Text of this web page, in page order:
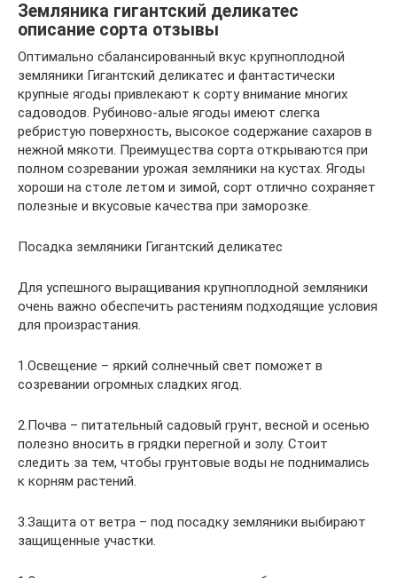
Земляника гигантский деликатес
описание сорта отзывы
Оптимально сбалансированный вкус крупноплодной
земляники Гигантский деликатес и фантастически
крупные ягоды привлекают к сорту внимание многих
садоводов. Рубиново-алые ягоды имеют слегка
ребристую поверхность, высокое содержание сахаров в
нежной мякоти. Преимущества сорта открываются при
полном созревании урожая земляники на кустах. Ягоды
хороши на столе летом и зимой, сорт отлично сохраняет
полезные и вкусовые качества при заморозке.
Посадка земляники Гигантский деликатес
Для успешного выращивания крупноплодной земляники
очень важно обеспечить растениям подходящие условия
для произрастания.
1.Освещение – яркий солнечный свет поможет в
созревании огромных сладких ягод.
2.Почва – питательный садовый грунт, весной и осенью
полезно вносить в грядки перегной и золу. Стоит
следить за тем, чтобы грунтовые воды не поднимались
к корням растений.
3.Защита от ветра – под посадку земляники выбирают
защищенные участки.